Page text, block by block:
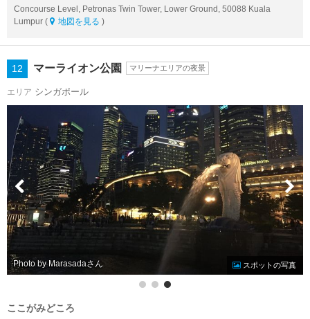
Concourse Level, Petronas Twin Tower, Lower Ground, 50088 Kuala
Lumpur (
地図を見る )
12 マーライオン公園 マリーナエリアの夜景
エリア シンガポール
Photo by Marasada スポットの写真
ここがみどころ